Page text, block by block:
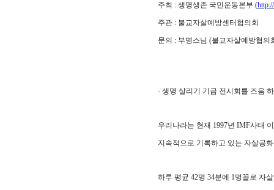
주최 : 생명생존 국민운동본부 (
주관 : 불교자살예방센터협의회
문의 : 부명스님 (불교자살예방협의
- 생명 살리기 기금 전시회를 즈음
우리나라는 현재 1997년 IMF사태
지속적으로 기록하고 있는 자살공
하루 평균 42명 34분에 1명꼴로 자